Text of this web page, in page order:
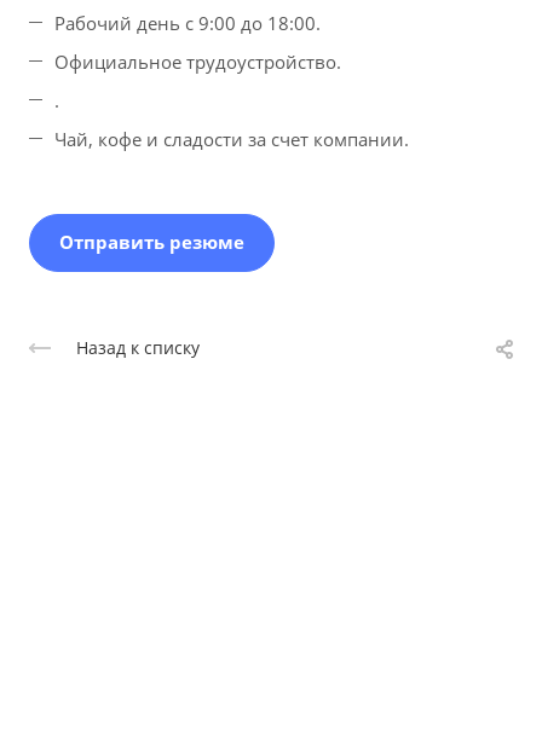
Рабочий день с 9:00 до 18:00.
Официальное трудоустройство.
.
Чай, кофе и сладости за счет компании.
Отправить резюме
Назад к списку